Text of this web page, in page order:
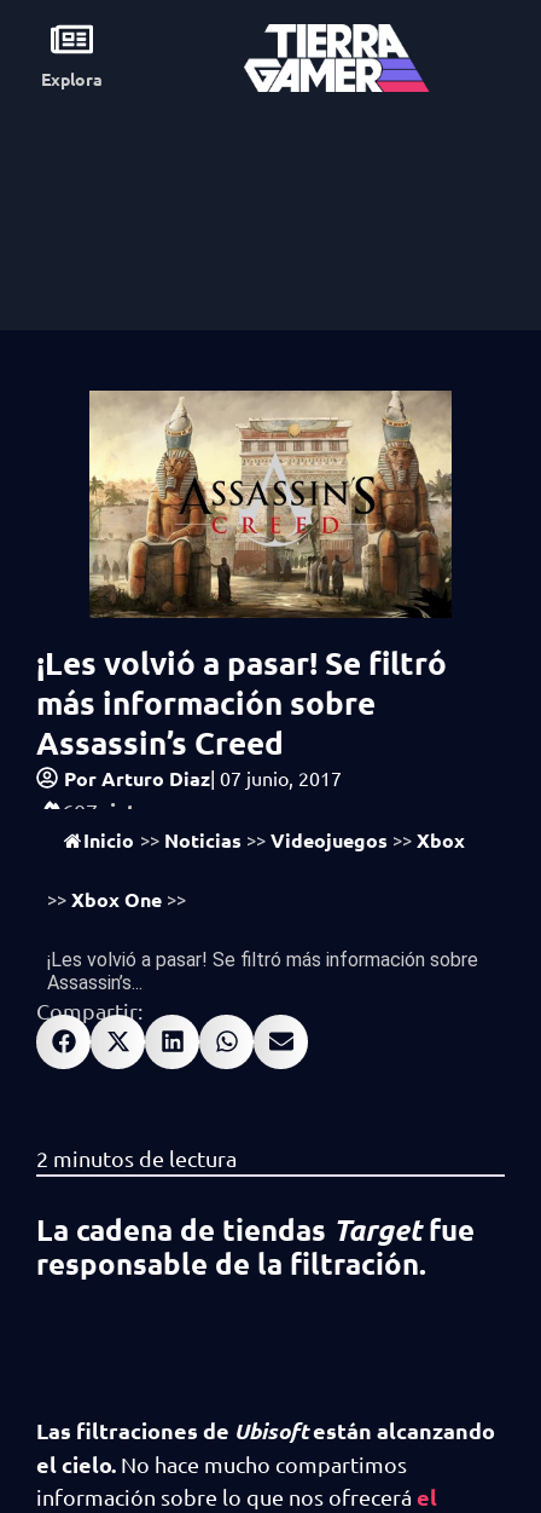
Explora
¡Les volvió a pasar! Se filtró
más información sobre
Assassin’s Creed
PorArturo Diaz| 07 junio, 2017
607 vistas
Inicio >> Noticias >> Videojuegos >> Xbox
>> Xbox One >>
¡Les volvió a pasar! Se filtró más información sobre
Assassin’s...
Compartir:
La cadena de tiendas Targetfue
responsable de la filtración.
Las filtraciones de Ubisoftestán alcanzando
el cielo. No hace mucho compartimos
información sobre lo que nos ofrecerá el